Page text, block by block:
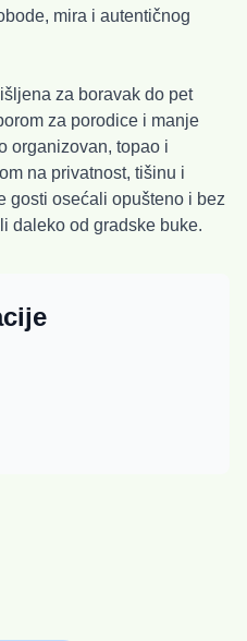
mira i autentičnog
za boravak do pet
za porodice i manje
organizovan, topao i
na privatnost, tišinu i
gosti osećali opušteno i bez
daleko od gradske buke.